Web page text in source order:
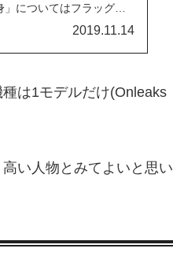
についてはフラッグシ
2019.11.14
は1モデルだけ(Onleaks
い人物とみてよいと思い